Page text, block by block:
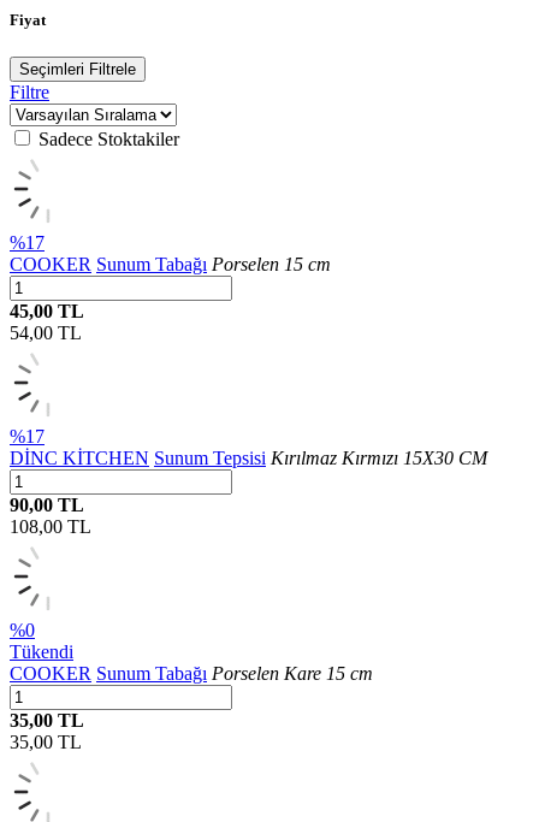
Fiyat
Seçimleri Filtrele
Filtre
Sadece Stoktakiler
%17
COOKER Sunum Tabağı Porselen 15 cm
45,00 TL
54,00 TL
%17
DİNC KİTCHEN Sunum Tepsisi Kırılmaz Kırmızı 15X30 CM
90,00 TL
108,00 TL
%0
Tükendi
COOKER Sunum Tabağı Porselen Kare 15 cm
35,00 TL
35,00 TL